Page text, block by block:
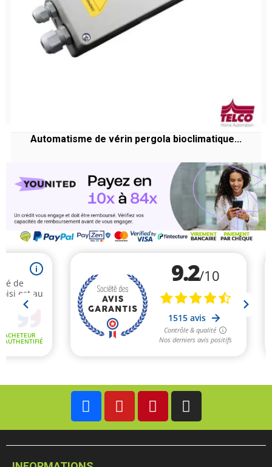
Automatisme de vérin pergola bioclimatique...
Prix
355,54 €